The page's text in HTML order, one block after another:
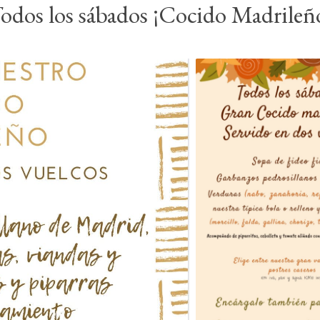
los sábados ¡Cocido